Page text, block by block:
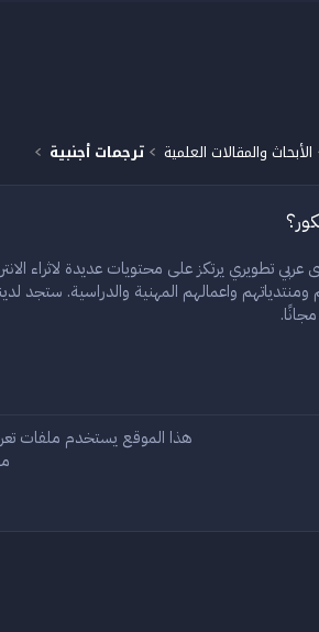
الأبحاث والمقالات العلمية ترجمات أجنبية
تطويري يرتكز على محتويات عديدة لاثراء
ومنتدياتهم واعمالهم المهنية والدراسية.
هذا الموقع يستخدم ملفات